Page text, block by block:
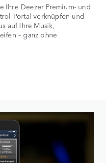
Ihre Deezer Premium- und
Portal verknüpfen und
auf Ihre Musik,
– ganz ohne